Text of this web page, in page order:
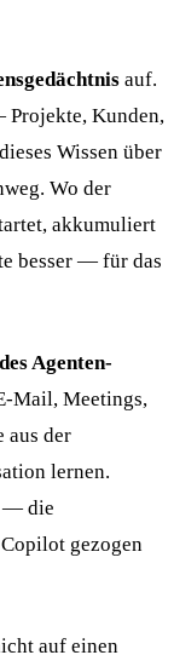
auf.
Projekte, Kunden,
Wissen über
Wo der
akkumuliert
besser — für das
Agenten-
Mail, Meetings,
aus der
lernen.
— die
gezogen
auf einen